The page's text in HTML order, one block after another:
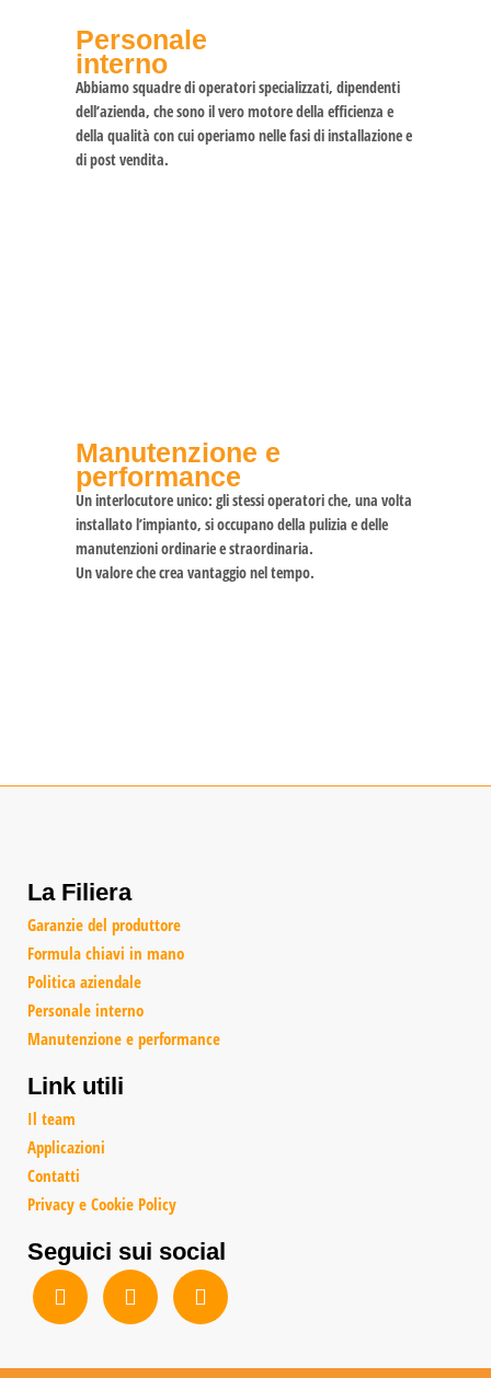
Personale
interno
Abbiamo squadre di operatori specializzati, dipendenti
dell’azienda, che sono il vero motore della efficienza e
della qualità con cui operiamo nelle fasi di installazione e
di post vendita.
Manutenzione e
performance
Un interlocutore unico: gli stessi operatori che, una volta
installato l’impianto, si occupano della pulizia e delle
manutenzioni ordinarie e straordinaria.
Un valore che crea vantaggio nel tempo.
La Filiera
Garanzie del produttore
Formula chiavi in mano
Politica aziendale
Personale interno
Manutenzione e performance
Link utili
Il team
Applicazioni
Contatti
Privacy e Cookie Policy
Seguici sui social